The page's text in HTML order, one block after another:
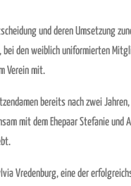
und deren Umsetzung
bei den weiblich uniformierten
Verein mit.
bereits nach zwei
mit dem Ehepaar Stefanie
Vredenburg, eine der